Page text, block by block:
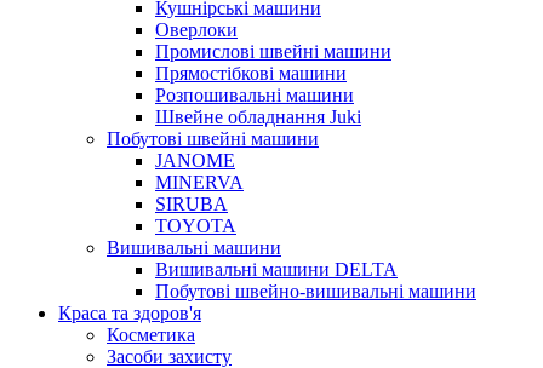
Кушнірські машини
Оверлоки
Промислові швейні машини
Прямостібкові машини
Розпошивальні машини
Швейне обладнання Juki
Побутові швейні машини
JANOME
MINERVA
SIRUBA
TOYOTA
Вишивальні машини
Вишивальні машини DELTA
Побутові швейно-вишивальні машини
Краса та здоров'я
Косметика
Засоби захисту